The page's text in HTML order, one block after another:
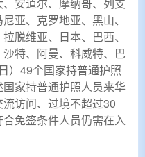
亚、克罗地亚、黑山、
脱维亚、日本、巴西、
特、阿曼、科威特、巴
）49个国家持普通护照
家持普通护照人员来华
访问、过境不超过30
免签条件人员仍需在入